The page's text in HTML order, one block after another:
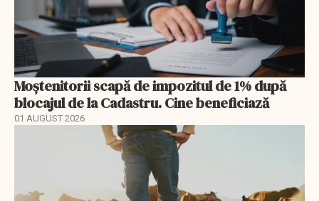
Moștenitorii scapă de impozitul de 1% după
blocajul de la Cadastru. Cine beneficiază
01 AUGUST 2026